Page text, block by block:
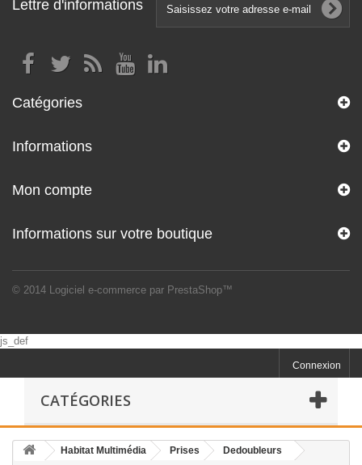
Lettre d'informations
Catégories
Informations
© 2014 Logiciel e-commerce par PrestaShop™
Mon compte
Informations sur votre boutique
js_def
Connexion
CATÉGORIES
Habitat Multimédia Prises Dedoubleurs